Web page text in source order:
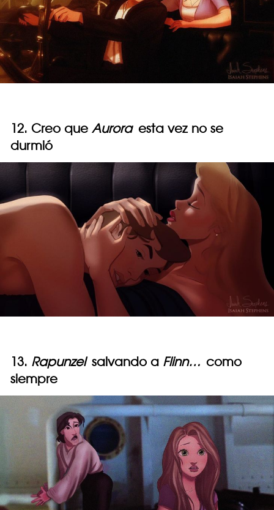
12. Creo que Aurora esta vez no se
durmió
13. Rapunzelsalvando a Flinn… como
siempre